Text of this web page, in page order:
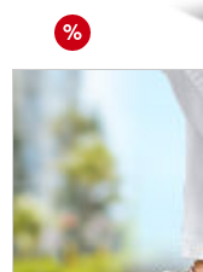
%